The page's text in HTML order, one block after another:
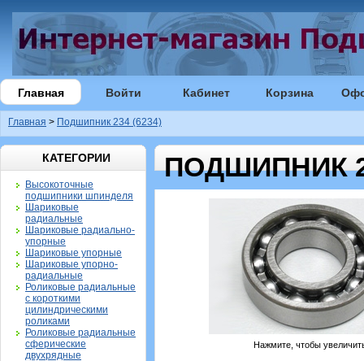
Главная Войти Кабинет Корзина
Главная > Подшипник 234 (6234)
КАТЕГОРИИ
Высокоточные
подшипники шпинделя
Шариковые
радиальные
Шариковые радиально-
упорные
Шариковые упорные
Шариковые упорно-
радиальные
Роликовые радиальные
с короткими
цилиндрическими
роликами
Роликовые радиальные
сферические
двухрядные
ПОДШИПНИК
Нажмите, чтобы